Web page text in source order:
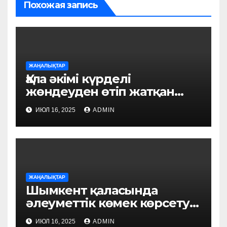
Похожая запись
ЖАҢАЛЫҚТАР
Қала әкімі күрделі
жөндеуден өтіп жатқан
білім ордаларын аралады
ИЮЛ 16, 2025 ADMIN
ЖАҢАЛЫҚТАР
Шымкент қаласында
әлеуметтік көмек көрсету
үдерісі цифрландырылуда:
ИЮЛ 16, 2025 ADMIN